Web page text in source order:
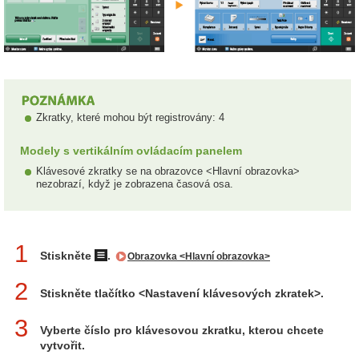
Zkratky, které mohou být registrovány: 4
Modely s vertikálním ovládacím panelem
Klávesové zkratky se na obrazovce <Hlavní obrazovka>
nezobrazí, když je zobrazena časová osa.
1 Stiskněte . Obrazovka <Hlavní obrazovka>
2 Stiskněte tlačítko <Nastavení klávesových zkratek>.
3
Vyberte číslo pro klávesovou zkratku, kterou chcete
vytvořit.